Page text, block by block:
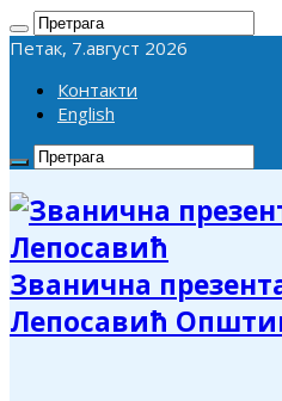
Петак, 7.август 2026
Контакти
English
Званична
Лепосавић